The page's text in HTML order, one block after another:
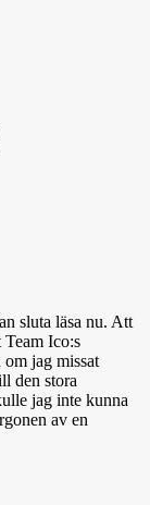
sluta läsa nu. Att
Team Ico:s
jag missat
den stora
jag inte kunna
av en